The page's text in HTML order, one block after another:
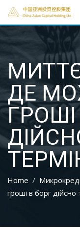
Skip
ДЕ
Home
гроші в борг дійсно